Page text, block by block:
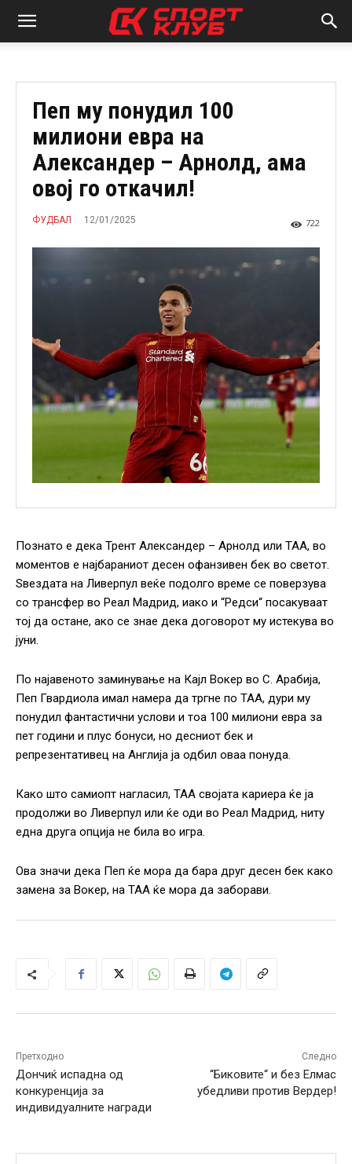
Пеп му понудил 100
милиони евра на
Александер – Арнолд, ама
овој го откачил!
ФУДБАЛ 12/01/2025 722
Познато е дека Трент Александер – Арнолд или ТАА, во
моментов е најбараниот десен офанзивен бек во светот.
Ѕвездата на Ливерпул веќе подолго време се поверзува
со трансфер во Реал Мадрид, иако и “Редси“ посакуваат
тој да остане, ако се знае дека договорот му истекува во
јуни.
По најавеното заминување на Кајл Вокер во С. Арабија,
Пеп Гвардиола имал намера да тргне по ТАА, дури му
понудил фантастични услови и тоа 100 милиони евра за
пет години и плус бонуси, но десниот бек и
репрезентативец на Англија ја одбил оваа понуда.
Како што самиопт нагласил, ТАА својата кариера ќе ја
продолжи во Ливерпул или ќе оди во Реал Мадрид, ниту
една друга опција не била во игра.
Ова значи дека Пеп ќе мора да бара друг десен бек како
замена за Вокер, на ТАА ќе мора да заборави.
Претходно
Дончиќ испадна од
конкуренција за
индивидуалните награди
Следно
“Биковите“ и без Елмас
убедливи против Вердер!